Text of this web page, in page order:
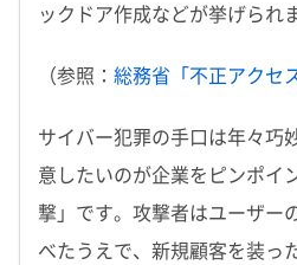
ックドア作成などが挙げられ
（参照： 総務省「不正アクセ
サイバー犯罪の手口は年々巧
意したいのが企業をピンポイ
撃」です。攻撃者はユーザー
べたうえで、新規顧客を装っ